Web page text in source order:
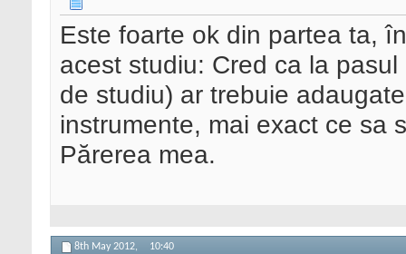
Este foarte ok din partea ta,
acest studiu: Cred ca la
de studiu) ar trebuie
instrumente, mai exact ce sa
Părerea mea.
8th May 2012, 10:40